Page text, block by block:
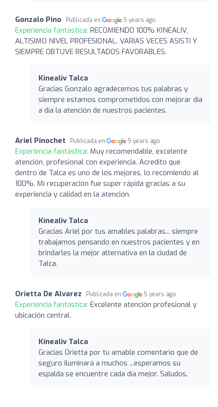
Gonzalo Pino Publicada en 5 years ago
Experiencia fantástica: RECOMIENDO 100% KINEALIV,
ALTISIMO NIVEL PROFESIONAL. VARIAS VECES ASISTI Y
SIEMPRE OBTUVE RESULTADOS FAVORABLES.
Kinealiv Talca
Gracias Gonzalo agradecemos tus palabras y
siempre estamos comprometidos con mejorar día
a día la atención de nuestros pacientes.
Ariel Pinochet Publicada en 5 years ago
Experiencia fantástica: Muy recomendable, excelente
atención, profesional con experiencia. Acredito que
dentro de Talca es uno de los mejores, lo recomiendo al
100%. Mi recuperación fue súper rápida gracias a su
experiencia y calidad en la atención.
Kinealiv Talca
Gracias Ariel por tus amables palabras... siempre
trabajamos pensando en nuestros pacientes y en
brindarles la mejor alternativa en la ciudad de
Talca.
Orietta De Alvarez Publicada en 5 years ago
Experiencia fantástica: Excelente atención profesional y
ubicación central.
Kinealiv Talca
Gracias Orietta por tu amable comentario que de
seguro iluminará a muchos ...esperamos su
espalda se encuentre cada día mejor. Saludos.